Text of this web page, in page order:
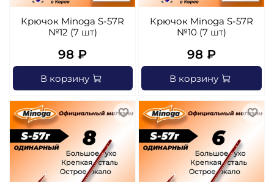
Крючок Minoga S-57R
№12 (7 шт)
98 ₽
В корзину
Крючок Minoga S-57R
№10 (7 шт)
98 ₽
В корзину